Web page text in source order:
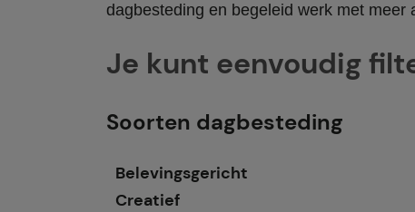
dagbesteding en begeleid werk met
Je kunt eenvoudig
Soorten dagbesteding
Belevingsgericht
Creatief